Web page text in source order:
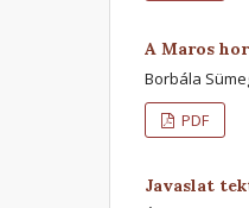
A Maros
Borbála
PDF
Javaslat